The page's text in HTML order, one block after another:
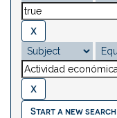
Start a new search